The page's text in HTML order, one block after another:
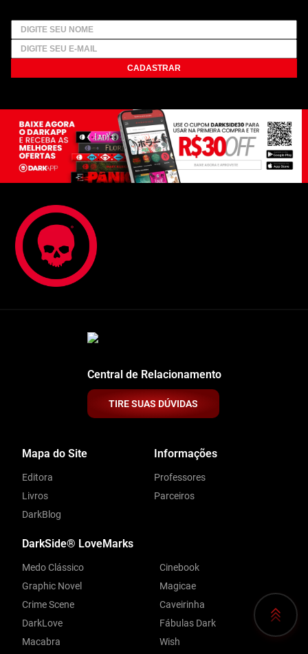
CADASTRAR
Central de Relacionamento
TIRE SUAS DÚVIDAS
Mapa do Site
Editora
Livros
DarkBlog
Informações
Professores
Parceiros
DarkSide® LoveMarks
Medo Clássico
Graphic Novel
Crime Scene
DarkLove
Macabra
Cinebook
Magicae
Caveirinha
Fábulas Dark
Wish